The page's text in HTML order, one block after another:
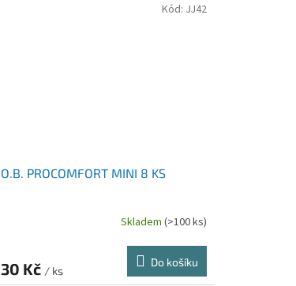
O.B. PROCOMFORT MINI 8 KS
Skladem (>100 ks)
30 Kč / ks
Do košíku
Kód: JJ42